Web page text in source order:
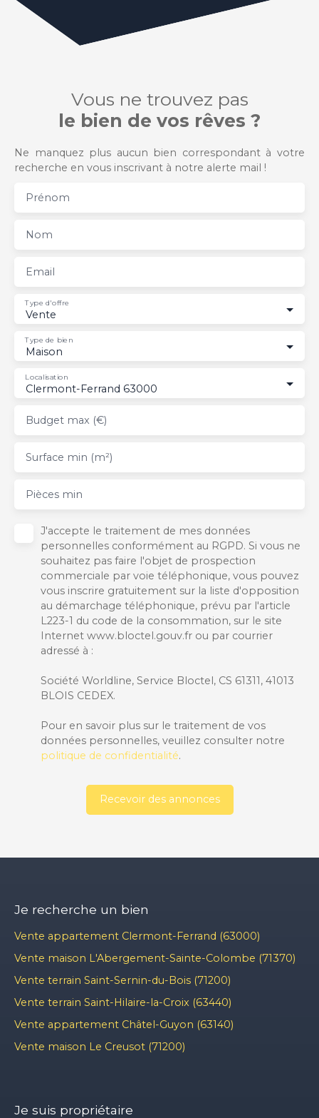
Vous ne trouvez pas
le bien de vos rêves ?
Ne manquez plus aucun bien correspondant à votre
recherche en vous inscrivant à notre alerte mail !
Prénom
Nom
Email
Vente
Type d'offre
Maison
Type de bien
Clermont-Ferrand 63000
Localisation
Budget max (€)
Surface min (m²)
Pièces min
J'accepte le traitement de mes données
personnelles conformément au RGPD. Si vous ne
souhaitez pas faire l'objet de prospection
commerciale par voie téléphonique, vous pouvez
vous inscrire gratuitement sur la liste d'opposition
au démarchage téléphonique, prévu par l'article
L223-1 du code de la consommation, sur le site
Internet www.bloctel.gouv.fr ou par courrier
adressé à :
Société Worldline, Service Bloctel, CS 61311, 41013
BLOIS CEDEX.
Pour en savoir plus sur le traitement de vos
données personnelles, veuillez consulter notre
politique de confidentialité.
Recevoir des annonces
Je recherche un bien
Vente appartement Clermont-Ferrand (63000)
Vente maison L'Abergement-Sainte-Colombe (71370)
Vente terrain Saint-Sernin-du-Bois (71200)
Vente terrain Saint-Hilaire-la-Croix (63440)
Vente appartement Châtel-Guyon (63140)
Vente maison Le Creusot (71200)
Je suis propriétaire